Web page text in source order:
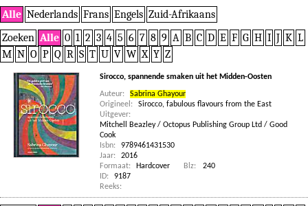
Alle Nederlands Frans Engels Zuid-Afrikaans
Zoeken Alle 0 1 2 3 4 5 6 7 8 9 A B C D E F G H I J K L
M N O P Q R S T U V W X Y Z
Sirocco, spannende smaken uit het Midden-Oosten
Auteur:
Sabrina Ghayour
Origineel:
Sirocco, fabulous flavours from the East
Uitgever:
Mitchell Beazley / Octopus Publishing Group Ltd / Good
Cook
Isbn:
9789461431530
Jaar:
2016
Formaat:
Hardcover Blz:
240
ID:
9187
Reeks: